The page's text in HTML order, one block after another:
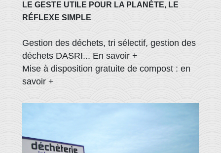
LE GESTE UTILE POUR LA PLANÈTE, LE
RÉFLEXE SIMPLE
Gestion des déchets, tri sélectif, gestion des
déchets DASRI... En savoir +
Mise à disposition gratuite de compost : en
savoir +